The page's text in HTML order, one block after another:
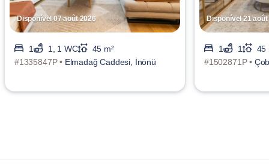
Disponível 07 août 2026
1 1, 1 WC
45 m²
#1335847P • Elmadağ Caddesi, İnönü
Disponível 21
1 1
45
#1502871P •